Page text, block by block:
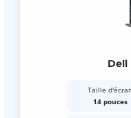
Dell
Taille
14 pouces